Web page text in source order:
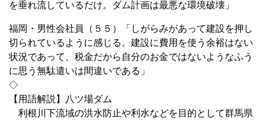
を垂れ流しているだけ。ダム計画は最悪な環境破壊」
福岡・男性会社員（５５）「しがらみがあって建設を押し
切られているように感じる。建設に費用を使う余裕はない
状況であって、税金だから自分のお金ではないようなふう
に思う無駄遣いは間違いである」
◇
【用語解説】八ツ場ダム
利根川下流域の洪水防止や利水などを目的として群馬県